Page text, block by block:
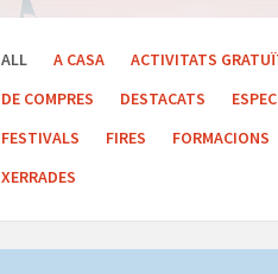
ALL A CASA ACTIVITATS
DE COMPRES
DESTACATS
FESTIVALS
FIRES FORMACIONS
XERRADES